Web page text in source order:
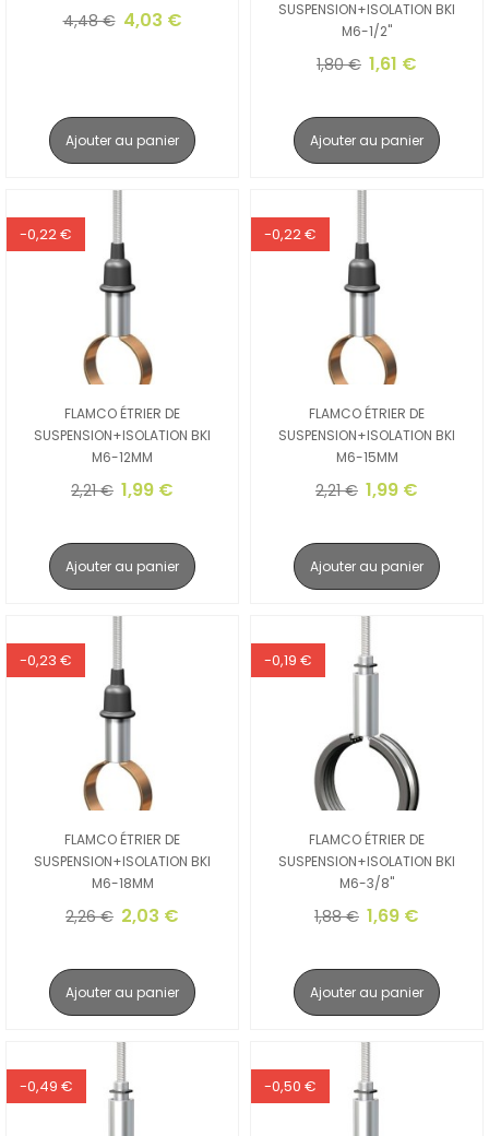
4,48 € 4,03 €
Ajouter au panier
SUSPENSION+ISOLATION BKI
M6-1/2"
1,80 € 1,61 €
Ajouter au panier
FLAMCO ÉTRIER DE
SUSPENSION+ISOLATION BKI
M6-12MM
2,21 € 1,99 €
Ajouter au panier
-0,22 €
FLAMCO ÉTRIER DE
SUSPENSION+ISOLATION BKI
M6-15MM
2,21 € 1,99 €
Ajouter au panier
-0,22 €
FLAMCO ÉTRIER DE
SUSPENSION+ISOLATION BKI
M6-18MM
2,26 € 2,03 €
Ajouter au panier
-0,23 €
FLAMCO ÉTRIER DE
SUSPENSION+ISOLATION BKI
M6-3/8"
1,88 € 1,69 €
Ajouter au panier
-0,19 €
-0,49 € -0,50 €